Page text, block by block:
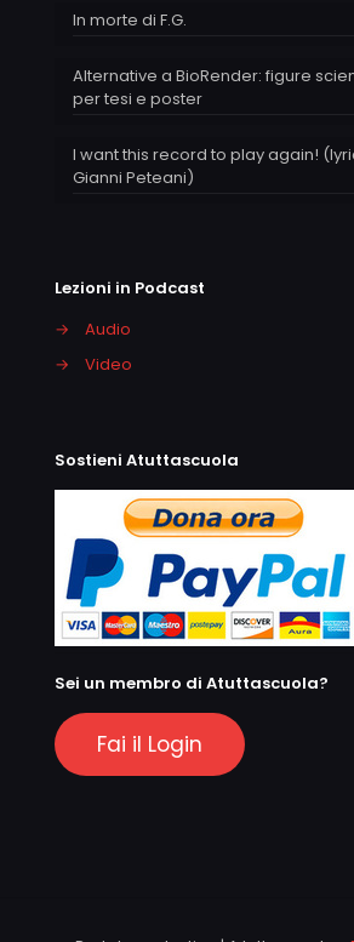
In morte di F.G.
Alternative a BioRender: figure
per tesi e poster
I want this record to play again!
Gianni Peteani)
Lezioni in Podcast
→
Audio
→
Video
Sostieni Atuttascuola
Sei un membro di Atuttascuola?
Fai il Login